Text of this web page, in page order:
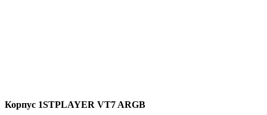
Корпус 1STPLAYER VT7 ARGB